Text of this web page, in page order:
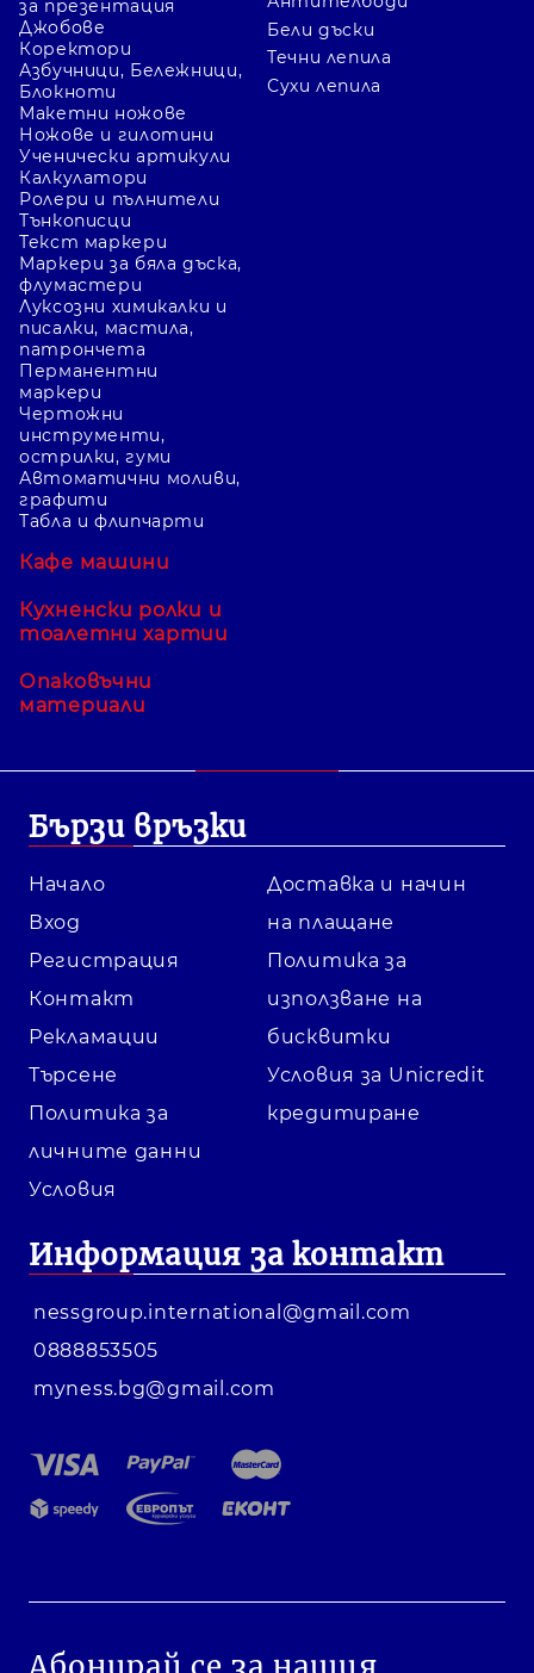
за презентация
Джобове
Коректори
Азбучници, Бележници,
Блокноти
Бели дъски
Течни лепила
Сухи лепила
Макетни ножове
Ножове и гилотини
Ученически артикули
Калкулатори
Ролери и пълнители
Тънкописци
Текст маркери
Маркери за бяла дъска,
флумастери
Луксозни химикалки и
писалки, мастила,
патрончета
Перманентни
маркери
Чертожни
инструменти,
острилки, гуми
Автоматични моливи,
графити
Табла и флипчарти
Кафе машини
Кухненски ролки и
тоалетни хартии
Опаковъчни
материали
Бързи връзки
Начало
Вход
Регистрация
Контакт
Рекламации
Търсене
Политика за
личните данни
Условия
Доставка и начин
на плащане
Политика за
използване на
бисквитки
Условия за Unicredit
кредитиране
Информация за контакт
nessgroup.international@gmail.com
0888853505
myness.bg@gmail.com